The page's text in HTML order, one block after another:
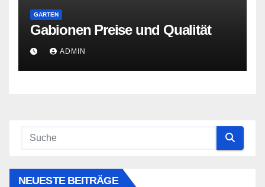
GARTEN
Gabionen Preise und Qualität
ADMIN
NEUESTE BEITRÄGE